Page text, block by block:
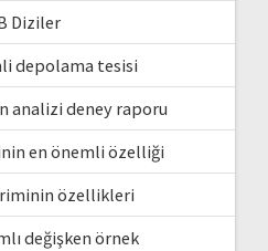
Diziler
depolama tesisi
analizi deney raporu
en önemli özelliği
özellikleri
değişken örnek